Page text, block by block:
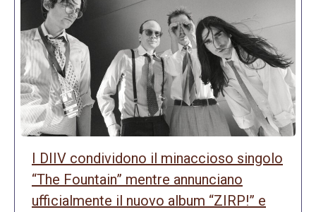
I DIIV condividono il minaccioso singolo
“The Fountain” mentre annunciano
ufficialmente il nuovo album “ZIRP!” e